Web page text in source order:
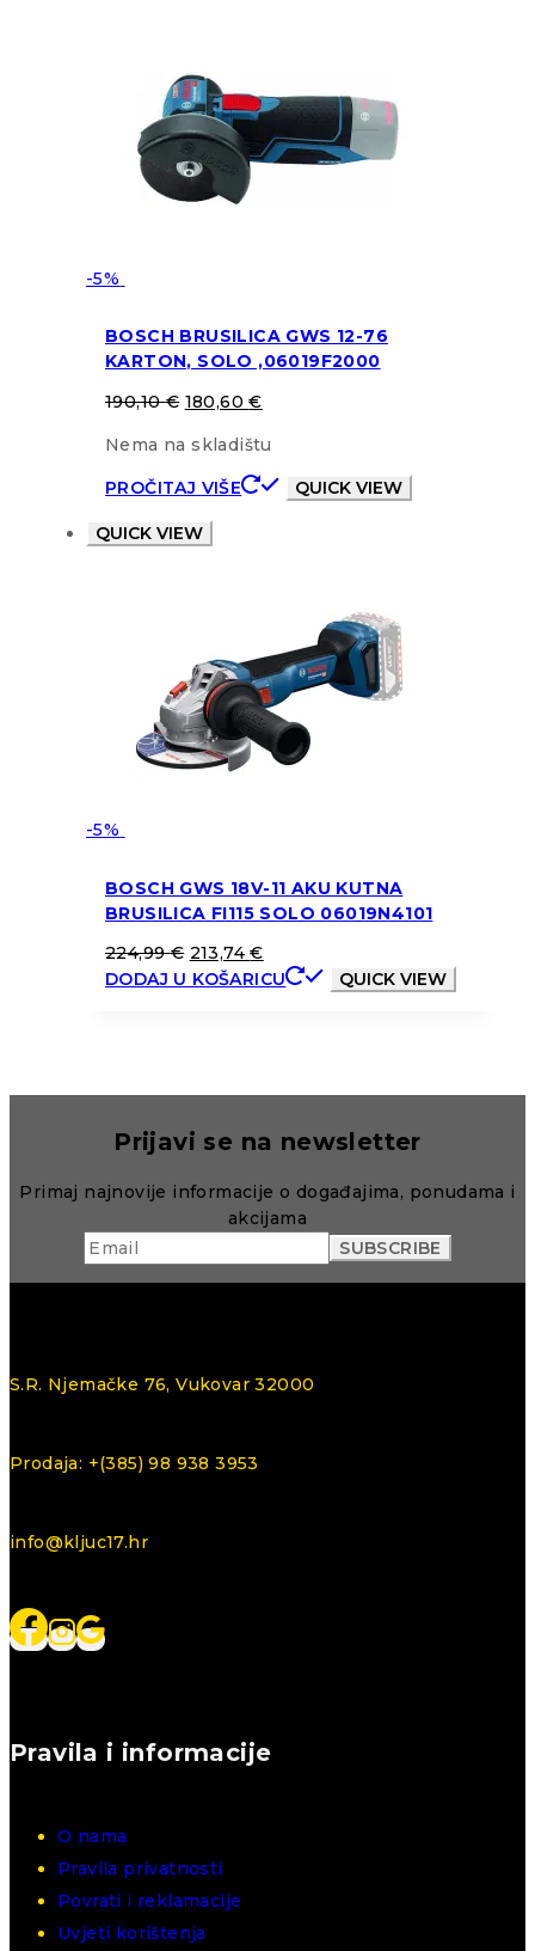
-5%
BOSCH BRUSILICA GWS 12-76
KARTON, SOLO ,06019F2000
190,10€ 180,60€
Nema na skladištu
PROČITAJ VIŠE
QUICK VIEW
QUICK VIEW
-5%
BOSCH GWS 18V-11 AKU KUTNA
BRUSILICA FI115 SOLO 06019N4101
224,99€ 213,74€
DODAJ U KOŠARICU
QUICK VIEW
Prijavi se na newsletter
Primaj najnovije informacije o događajima, ponudama i
akcijama
S.R. Njemačke 76, Vukovar 32000
Prodaja: +(385) 98 938 3953
info@kljuc17.hr
Pravila i informacije
O nama
Pravila privatnosti
Povrati i reklamacije
Uvjeti korištenja